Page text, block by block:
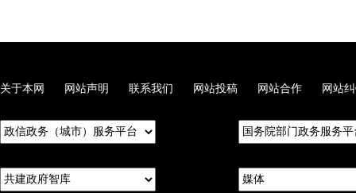
关于本网 网站声明 联系我们 网站投稿 网站合作 网站